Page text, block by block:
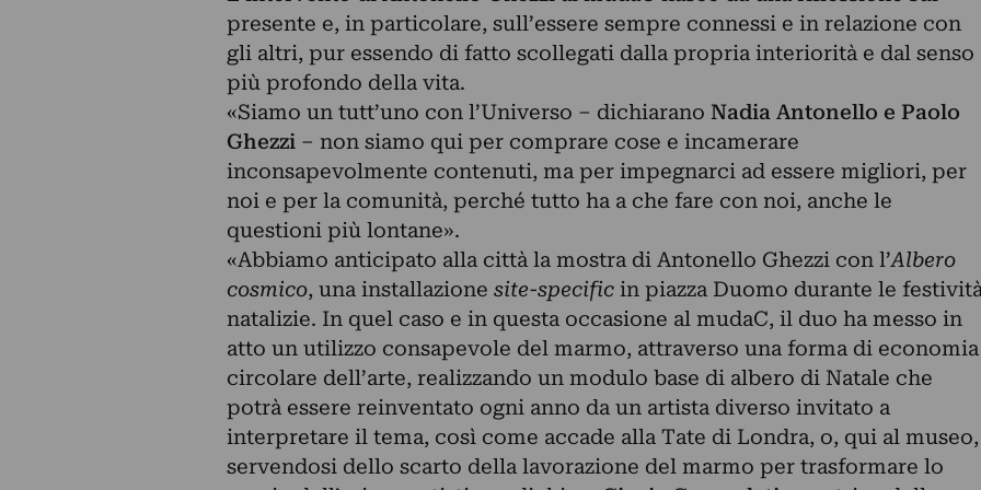
presente e, in particolare, sull’essere sempre connessi e in relazione con
gli altri, pur essendo di fatto scollegati dalla propria interiorità e dal senso
più profondo della vita.
«Siamo un tutt’uno con l’Universo – dichiarano Nadia Antonello e Paolo
Ghezzi– non siamo qui per comprare cose e incamerare
inconsapevolmente contenuti, ma per impegnarci ad essere migliori, per
noi e per la comunità, perché tutto ha a che fare con noi, anche le
questioni più lontane».
«Abbiamo anticipato alla città la mostra di Antonello Ghezzi con l’Albero
cosmico, una installazione site-specificin piazza Duomo durante le
natalizie. In quel caso e in questa occasione al mudaC, il duo ha messo in
atto un utilizzo consapevole del marmo, attraverso una forma di economia
circolare dell’arte, realizzando un modulo base di albero di Natale che
potrà essere reinventato ogni anno da un artista diverso invitato a
interpretare il tema, così come accade alla Tate di Londra, o, qui al museo,
servendosi dello scarto della lavorazione del marmo per trasformare lo